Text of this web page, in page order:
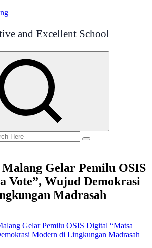
and Excellent School
Gelar Pemilu OSIS
Vote”, Wujud Demokrasi
Madrasah
Gelar Pemilu OSIS Digital “Matsa
Modern di Lingkungan Madrasah